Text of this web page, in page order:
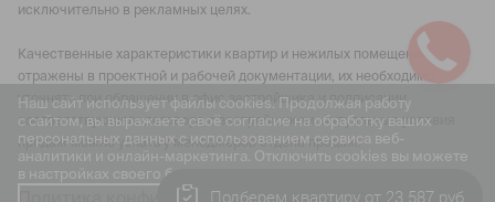
Наш сайт использует файлы cookies. Продолжая работу
с сайтом, вы выражаете своё согласие на обработку ваших
персональных данных с использованием сервиса веб-
аналитики и онлайн-маркетинга. Отключить cookies вы можете
в настройках своего браузера.
исключительно в рекламных целях.
Качественные характеристики квартир и нежилых помещений
отражены в проектной и рабочей документации, их необходимо
уточнять при обращении в офис застройщика и подписании
соответствующего договора с застройщиком. Актуальные условия
продаж можно узнать у менеджеров отдела продаж.
Политика конфиденциальностиПодберем квартиру от 23 587 руб